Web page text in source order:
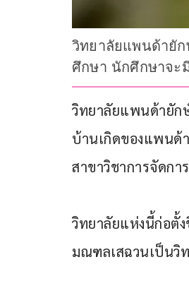
วิทยาลัยแพนด้ายั
ศึกษา นักศึกษาจะ
วิทยาลัยแพนด้ายัก
บ้านเกิดของแพนด้
สาขาวิชาการจัดก
วิทยาลัยแห่งนี้ก่อตั้
มณฑลเสฉวนเป็นวิ